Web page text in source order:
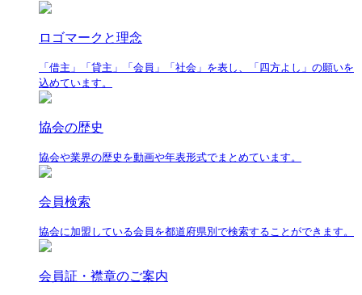
ロゴマークと理念
「借主」「貸主」「会員」「社会」を表し、「四方よし」の願いを
込めています。
協会の歴史
協会や業界の歴史を動画や年表形式でまとめています。
会員検索
協会に加盟している会員を都道府県別で検索することができます。
会員証・襟章のご案内